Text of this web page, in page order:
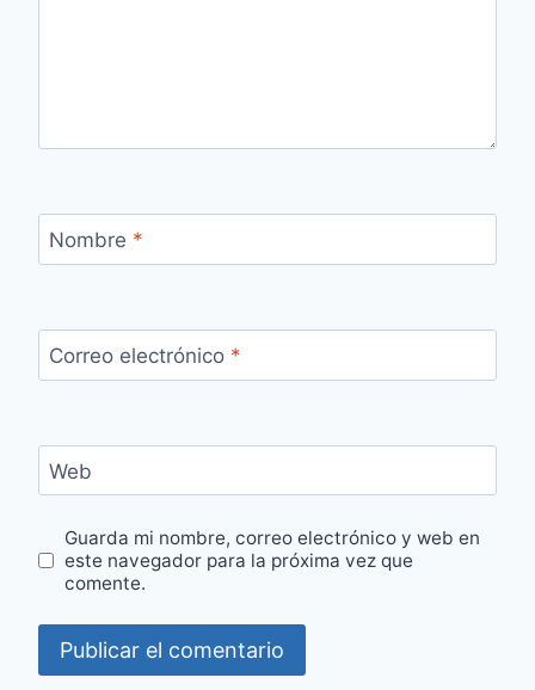
Nombre *
Correo electrónico *
Web
Guarda mi nombre, correo electrónico y web en
este navegador para la próxima vez que
comente.